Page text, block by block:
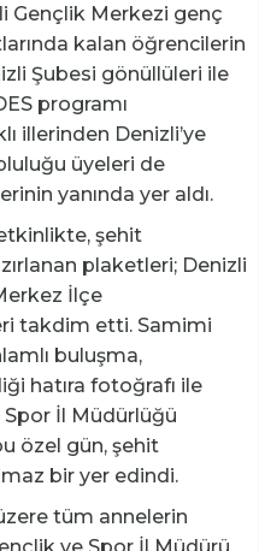
Gençlik Merkezi genç
kalan öğrencilerin
Şubesi gönüllüleri ile
programı
illerinden Denizli’ye
üyeleri de
yanında yer aldı.
etkinlikte, şehit
plaketleri; Denizli
İlçe
takdim etti. Samimi
buluşma,
hatıra fotoğrafı ile
İl Müdürlüğü
özel gün, şehit
bir yer edindi.
tüm annelerin